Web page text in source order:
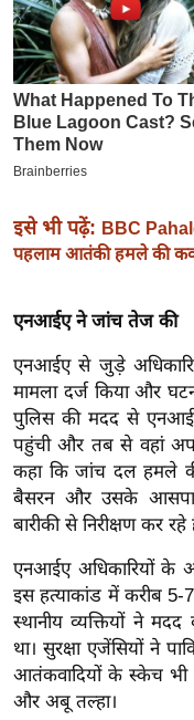
म
ई
-
पे
प
र
सा
ल
बे
सा
ल
श
ख्सि
य
त
ग
इं
डि
या
सा
इसे भी पढ़ें: BBC
पहलाम आतंकी हमले की
एनआईए ने जांच तेज की
एनआईए से जुड़े
मामला दर्ज किया और
पुलिस की मदद से
पहुंची और तब से वहां
कहा कि जांच दल हमले
बैसरन और उसके
बारीकी से निरीक्षण कर रहे
एनआईए अधिकारियों के
इस हत्याकांड में करीब
स्थानीय व्यक्तियों ने मदद
था। सुरक्षा एजेंसियों ने
आतंकवादियों के स्केच भी
और अबू तल्हा।